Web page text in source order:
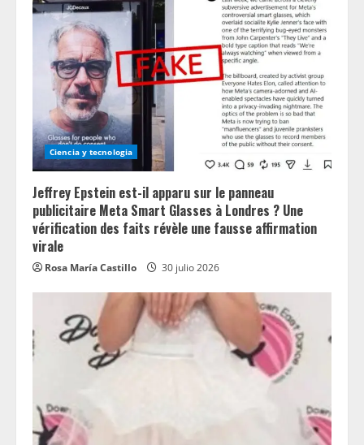
Ciencia y tecnologia
Jeffrey Epstein est-il apparu sur le panneau
publicitaire Meta Smart Glasses à Londres ? Une
vérification des faits révèle une fausse affirmation
virale
Rosa María Castillo 30 julio 2026